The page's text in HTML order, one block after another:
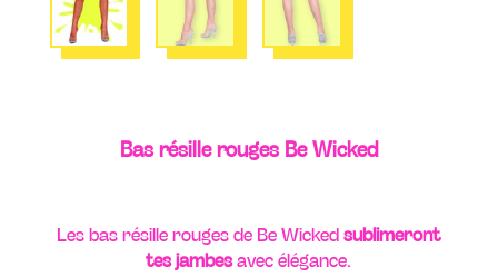
Bas résille rouges Be Wicked
Les bas résille rouges de Be Wickedsublimeront
tes jambesavec élégance.